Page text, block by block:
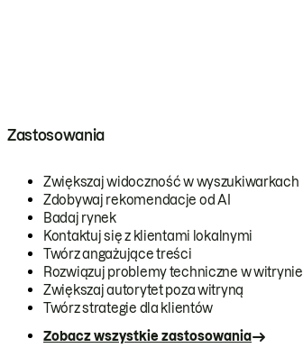
Zastosowania
Zwiększaj widoczność w wyszukiwarkach
Zdobywaj rekomendacje od AI
Badaj rynek
Kontaktuj się z klientami lokalnymi
Twórz angażujące treści
Rozwiązuj problemy techniczne w witrynie
Zwiększaj autorytet poza witryną
Twórz strategie dla klientów
Zobacz wszystkie zastosowania